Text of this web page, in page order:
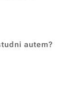
autem?